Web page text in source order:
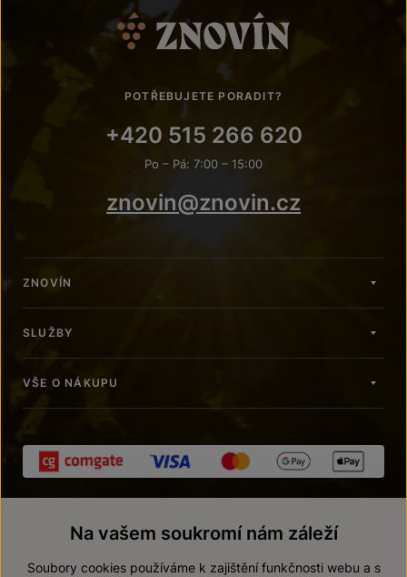
POTŘEBUJETE PORADIT?
+420 515 266 620
Po – Pá: 7:00 – 15:00
znovin@znovin.cz
ZNOVÍN
SLUŽBY
VŠE O NÁKUPU
Na vašem soukromí nám záleží
Soubory cookies používáme k zajištění funkčnosti webu a s